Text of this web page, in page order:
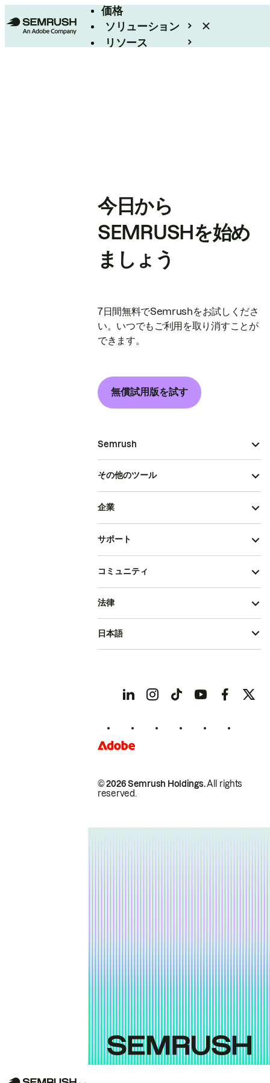
価格
ソリューション
リソース
今日から
SEMRUSHを始め
ましょう
7日間無料でSemrushをお試しくださ
い。いつでもご利用を取り消すことが
できます。
無償試用版を試す
Semrush
その他のツール
企業
サポート
コミュニティ
© 2026 Semrush Holdings.All rights
reserved.
法律
日本語